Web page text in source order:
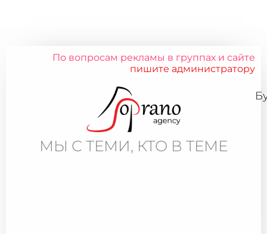
По вопросам рекламы в группах и сайте
пишите администратору
МЫ С ТЕМИ, КТО В ТЕМЕ